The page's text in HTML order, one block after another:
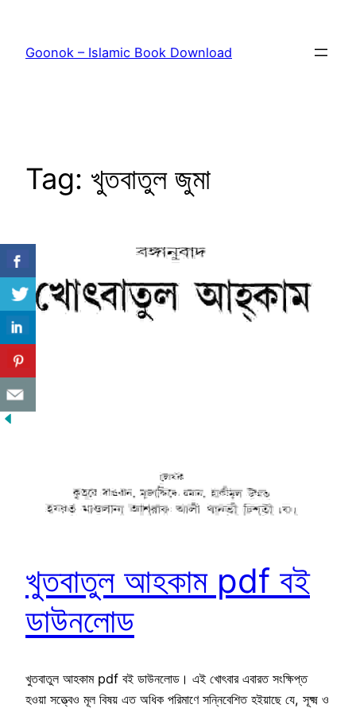
content
Goonok – Islamic Book Download
Tag: খুতবাতুল জুমা
খুতবাতুল আহকাম pdf বই
ডাউনলোড
খুতবাতুল আহকাম pdf বই ডাউনলোড। এই খোৎবার এবারত সংক্ষিপ্ত
হওয়া সত্ত্বেও মূল বিষয় এত অধিক পরিমাণে সন্নিবেশিত হইয়াছে যে, সূক্ষ্ম ও